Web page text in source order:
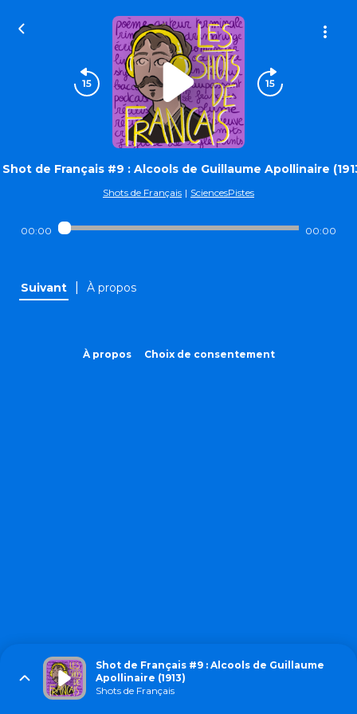
Shot de Français #9 : Alcools de Guillaume Apollinaire
Shots de Français | SciencesPistes
00:00 00:00
Suivant À propos
À propos Choix de consentement
Shot de Français #9 : Alcools de Guillaume
Apollinaire (1913)
Shots de Français